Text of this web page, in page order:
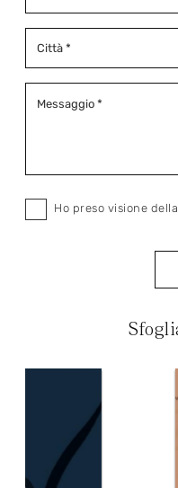
Ho preso visione della